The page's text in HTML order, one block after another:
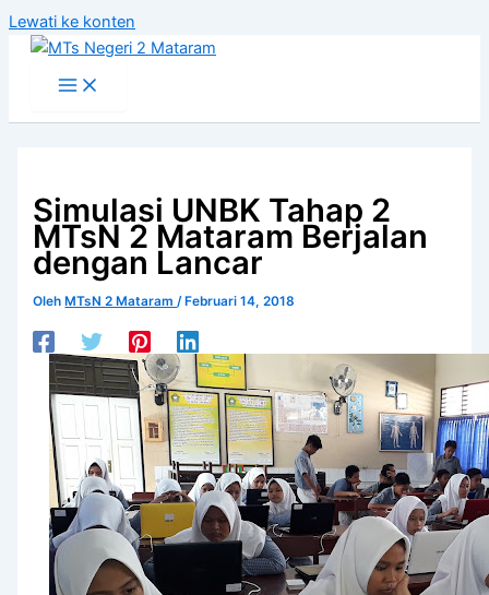
Lewati ke konten
Simulasi UNBK Tahap 2
MTsN 2 Mataram Berjalan
dengan Lancar
Oleh MTsN 2 Mataram/ Februari 14, 2018